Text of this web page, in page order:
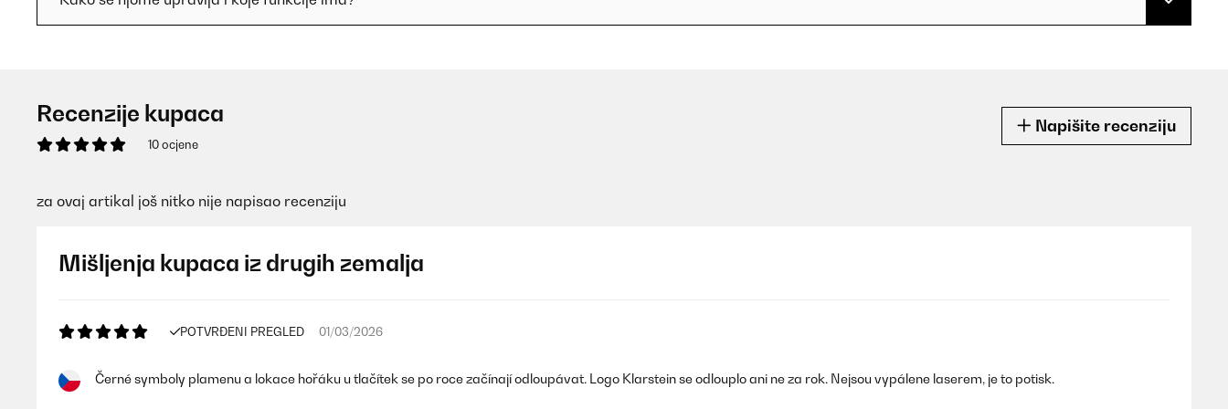
Recenzije kupaca
10 ocjene
Napišite recenziju
za ovaj artikal još nitko nije napisao recenziju
Mišljenja kupaca iz drugih zemalja
POTVRĐENI PREGLED 01/03/2026
Černé symboly plamenu a lokace hořáku u tlačítek se po roce začínají odloupávat. Logo Klarstein se odlouplo ani ne za rok. Nejsou vypálene laserem, je to potisk.